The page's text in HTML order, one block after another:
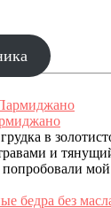
в
и
мой